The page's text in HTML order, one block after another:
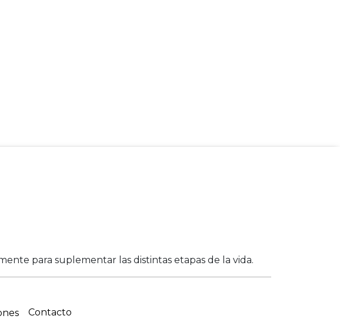
para suplementar las distintas etapas de la vida.
Contacto